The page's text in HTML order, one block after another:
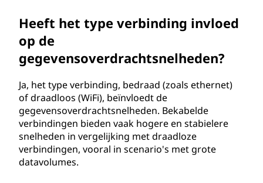
Heeft het type verbinding invloed
op de
gegevensoverdrachtsnelheden?
Ja, het type verbinding, bedraad (zoals ethernet)
of draadloos (WiFi), beïnvloedt de
gegevensoverdrachtsnelheden. Bekabelde
verbindingen bieden vaak hogere en stabielere
snelheden in vergelijking met draadloze
verbindingen, vooral in scenario's met grote
datavolumes.